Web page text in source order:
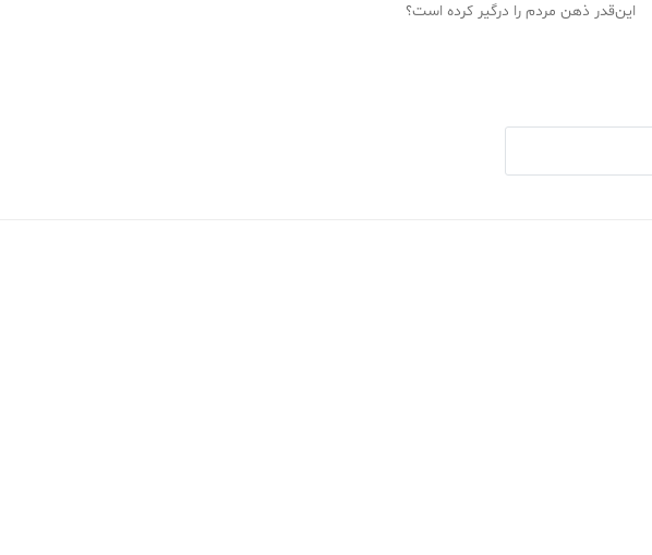
این‌قدر ذهن مردم را درگیر کرده است؟